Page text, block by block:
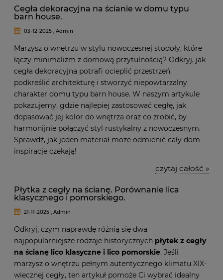
Cegła dekoracyjna na ścianie w domu typu
barn house.
03-12-2025 , Admin
Marzysz o wnętrzu w stylu nowoczesnej stodoły, które
łączy minimalizm z domową przytulnością? Odkryj, jak
cegła dekoracyjna potrafi ocieplić przestrzeń,
podkreślić architekturę i stworzyć niepowtarzalny
charakter domu typu barn house. W naszym artykule
pokazujemy, gdzie najlepiej zastosować cegłę, jak
dopasować jej kolor do wnętrza oraz co zrobić, by
harmonijnie połączyć styl rustykalny z nowoczesnym.
Sprawdź, jak jeden materiał może odmienić cały dom —
inspiracje czekają!
czytaj całość »
Płytka z cegły na ścianę. Porównanie lica
klasycznego i pomorskiego.
21-11-2025 , Admin
Odkryj, czym naprawdę różnią się dwa
najpopularniejsze rodzaje historycznych płytek z cegły
na ścianę lico klasyczne i lico pomorskie. Jeśli
marzysz o wnętrzu pełnym autentycznego klimatu XIX-
wiecznej cegły, ten artykuł pomoże Ci wybrać idealny